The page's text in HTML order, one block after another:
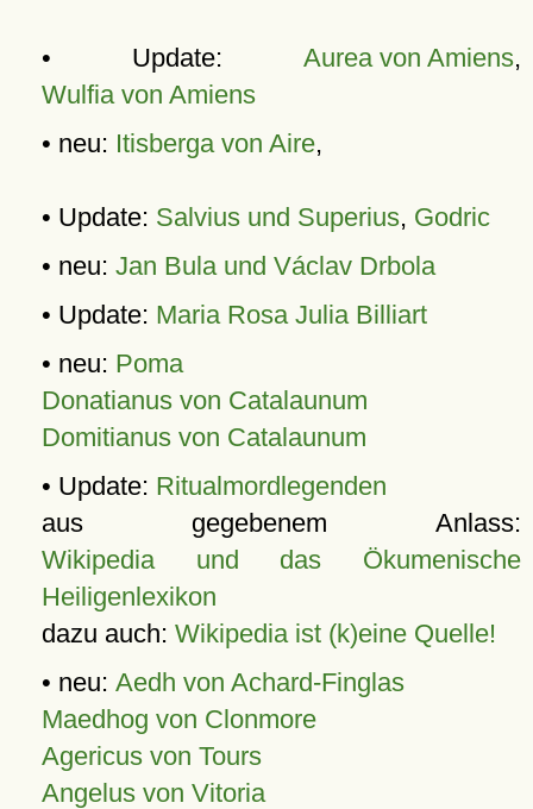
• Update: Aurea von Amiens,
Wulfia von Amiens
• neu: Itisberga von Aire,
• Update: Salvius und Superius, Godric
• neu: Jan Bula und Václav Drbola
• Update: Maria Rosa Julia Billiart
• neu: Poma
Donatianus von Catalaunum
Domitianus von Catalaunum
• Update: Ritualmordlegenden
aus gegebenem Anlass:
Wikipedia und das Ökumenische
Heiligenlexikon
dazu auch: Wikipedia ist (k)eine Quelle!
• neu: Aedh von Achard-Finglas
Maedhog von Clonmore
Agericus von Tours
Angelus von Vitoria